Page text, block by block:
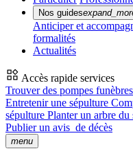
Nos guides
Anticiper et
formalités
Actualités
Accès rapide services
Trouver des pompes funèbres
Entretenir une sépulture
sépulture Planter un arbre du
Publier un avis de décès
menu